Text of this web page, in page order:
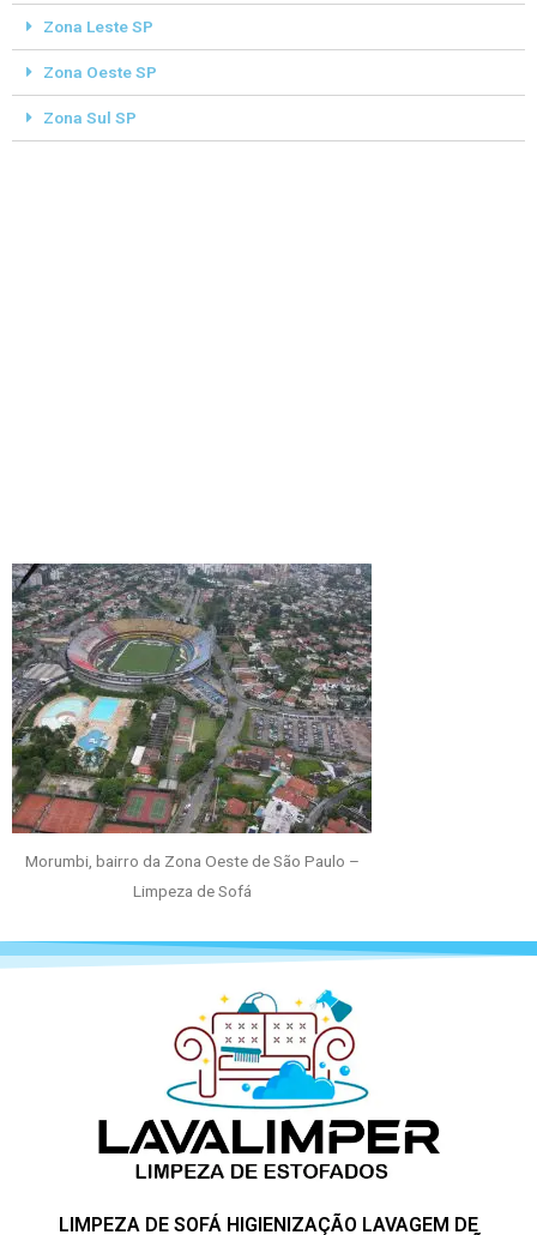
Zona Leste SP
Zona Oeste SP
Zona Sul SP
Morumbi, bairro da Zona Oeste de São Paulo –
Limpeza de Sofá
LIMPEZA DE SOFÁ HIGIENIZAÇÃO LAVAGEM DE